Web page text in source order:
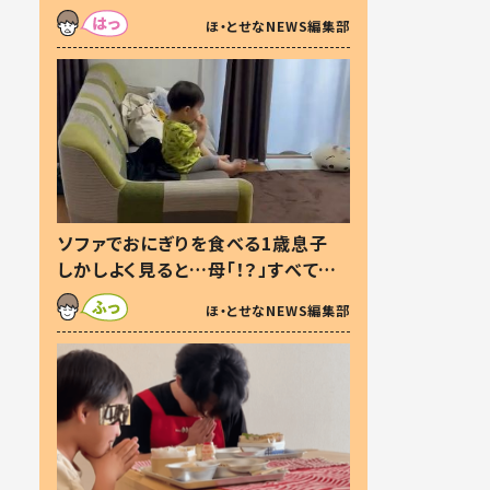
た本音とは
ほ・とせなNEWS編集部
ソファでおにぎりを食べる1歳息子
しかしよく見ると…母「！？」すべてを
察した母の投稿に「可愛いから許
す！」「現行犯〜」
ほ・とせなNEWS編集部